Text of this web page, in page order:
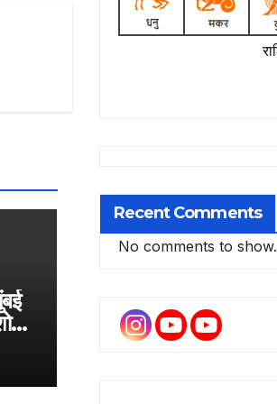
Recent Comments
No comments to show.